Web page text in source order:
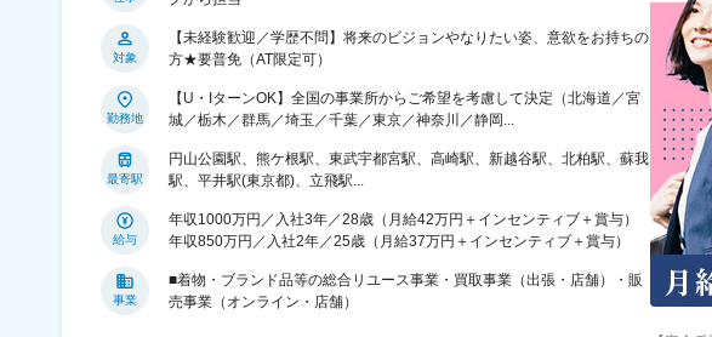
対象
【未経験歓迎／学歴不問】将来のビジョンやなりたい姿、意欲をお持ちの
方★要普免（AT限定可）
勤務地
【U・IターンOK】全国の事業所からご希望を考慮して決定（北海道／宮
城／栃木／群馬／埼玉／千葉／東京／神奈川／静岡...
最寄駅
円山公園駅、熊ケ根駅、東武宇都宮駅、高崎駅、新越谷駅、北柏駅、蘇我
駅、平井駅(東京都)、立飛駅...
給与
年収1000万円／入社3年／28歳（月給42万円＋インセンティブ＋賞与）
年収850万円／入社2年／25歳（月給37万円＋インセンティブ＋賞与）
事業
■着物・ブランド品等の総合リユース事業・買取事業（出張・店舗）・販
売事業（オンライン・店舗）